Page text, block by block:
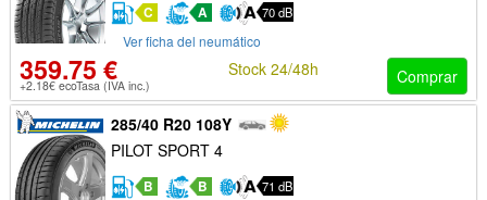
C A 70 dB
Ver ficha del neumático
359.75 €
+2.18€ ecoTasa (IVA inc.) Comprar
Stock 24/48h
285/40 R20 108Y
PILOT SPORT 4
B B 71 dB